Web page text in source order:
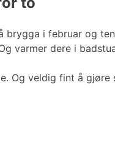
brygga i februar og
varmer dere i
Og veldig fint å